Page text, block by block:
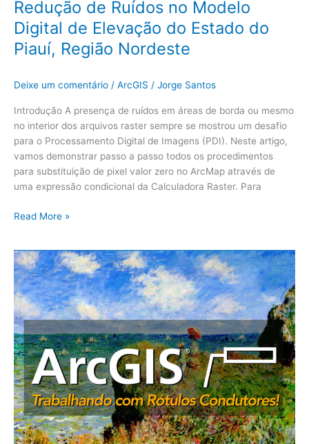
Redução de Ruídos no Modelo
Digital de Elevação do Estado do
Piauí, Região Nordeste
Deixe um comentário / ArcGIS / Jorge Santos
Introdução A presença de ruídos em áreas de borda ou mesmo
no interior dos arquivos raster sempre se mostrou um desafio
para o Processamento Digital de Imagens (PDI). Neste artigo,
vamos demonstrar passo a passo todos os procedimentos
para substituição de pixel valor zero no ArcMap através de
uma expressão condicional da Calculadora Raster. Para
Piauí,
Região
Nordeste
Read More »
ArcGIS:
Rótulos
Condutores
–
Super
técnica
para
criar
belíssimos
mapas!